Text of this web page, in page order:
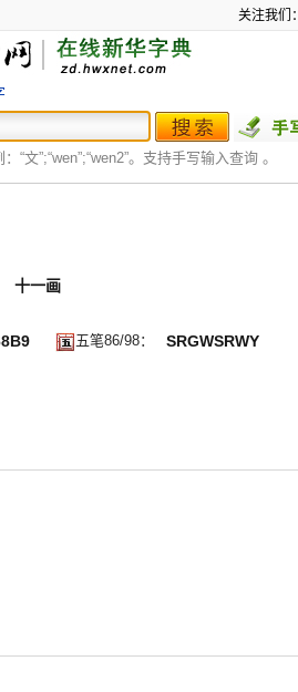
关注我们：
“文”;“wen”;“wen2”。支持手写输入查询 。
十一画
五笔86/98： SRGWSRWY